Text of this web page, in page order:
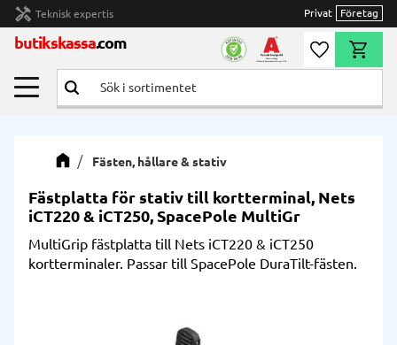
Meny
handyman Teknisk expertis Privat Företag
butikskassa.com Önskelista
Fästen, hållare & stativ
Fästplatta för stativ till kortterminal, Nets
iCT220 & iCT250, SpacePole MultiGr
MultiGrip fästplatta till Nets iCT220 & iCT250
kortterminaler. Passar till SpacePole DuraTilt-fästen.